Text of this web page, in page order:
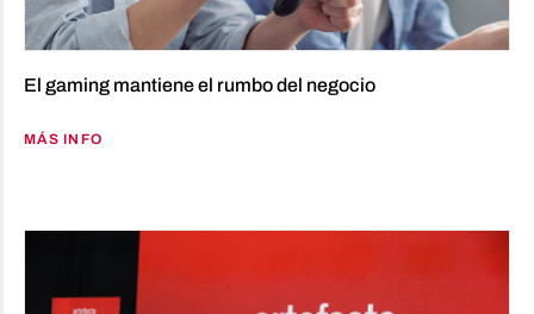
El gaming mantiene el rumbo del negocio
MÁS INFO